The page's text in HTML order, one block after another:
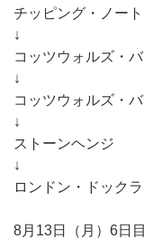
チッピング・ノー
↓
コッツウォルズ・
↓
コッツウォルズ・
↓
ストーンヘンジ
↓
ロンドン・ドック
8月13日（月）6日目